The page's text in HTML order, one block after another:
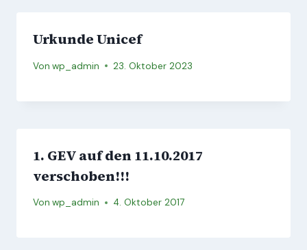
Urkunde Unicef
Von wp_admin 23. Oktober 2023
1. GEV auf den 11.10.2017
verschoben!!!
Von wp_admin 4. Oktober 2017